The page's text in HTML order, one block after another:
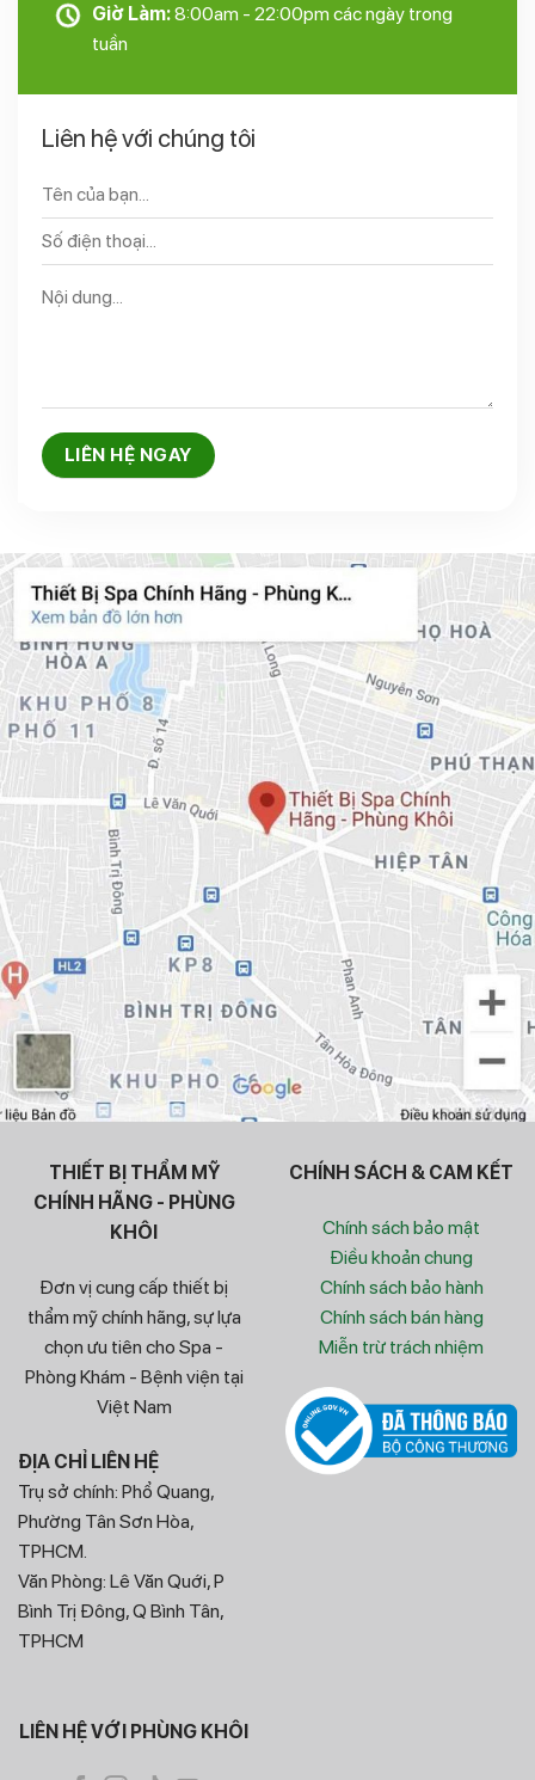
Giờ Làm:8:00am - 22:00pm các ngày trong
tuần
Liên hệ với chúng tôi
THIẾT BỊ THẨM MỸ
CHÍNH HÃNG - PHÙNG
KHÔI
Đơn vị cung cấp thiết bị
thẩm mỹ chính hãng, sự lựa
chọn ưu tiên cho Spa -
Phòng Khám - Bệnh viện tại
Việt Nam
ĐỊA CHỈ LIÊN HỆ
Trụ sở chính: Phổ Quang,
Phường Tân Sơn Hòa,
TPHCM.
Văn Phòng: Lê Văn Quới, P
Bình Trị Đông, Q Bình Tân,
TPHCM
CHÍNH SÁCH & CAM KẾT
Chính sách bảo mật
Điều khoản chung
Chính sách bảo hành
Chính sách bán hàng
Miễn trừ trách nhiệm
LIÊN HỆ VỚI PHÙNG KHÔI